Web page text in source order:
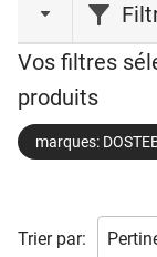
type de produit
Elément de
Fraise (2)
forme
Vos filtres
produits
marques:
Trier par: